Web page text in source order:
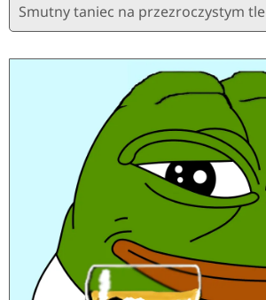
Smutny taniec na przezroczystym tle